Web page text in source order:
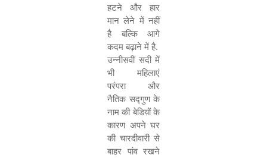
हटने और हार
मान लेने में नहीं
है बल्कि आगे
कदम बढ़ाने में है.
उन्नीसवीं सदी में
भी महिलाएं
परंपरा और
नैतिक सद्गुण के
नाम की बेडिय़ों के
कारण अपने घर
की चारदीवारी से
बाहर पांव रखने